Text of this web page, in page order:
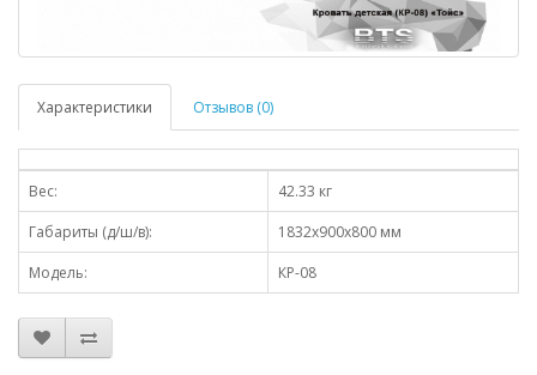
Характеристики Отзывов (0)
Вес:
42.33 кг
Габариты (д/ш/в):
1832x900x800 мм
Модель:
КР-08